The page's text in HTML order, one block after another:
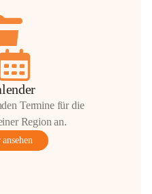
Termine für die
Region an.